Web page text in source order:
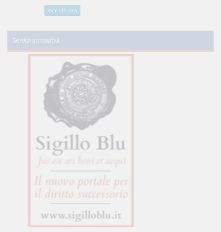
Iscriviti ora
Servizi innovativi